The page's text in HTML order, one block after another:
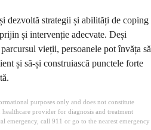
dezvoltă strategii și abilități de coping
și intervenție adecvate. Deși
vieții, persoanele pot învăța să
și să-și construiască punctele forte
purposes only and does not constitute
provider for diagnosis and treatment
emergency, call 911 or go to the nearest emergency